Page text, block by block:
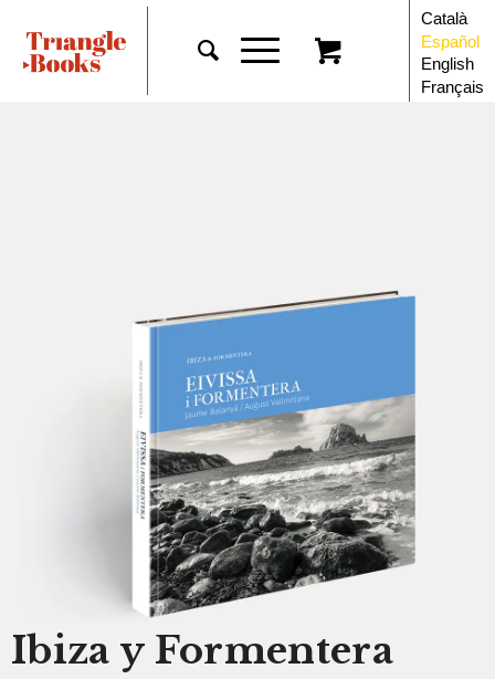
Català
Español
English
Français
Ibiza y Formentera